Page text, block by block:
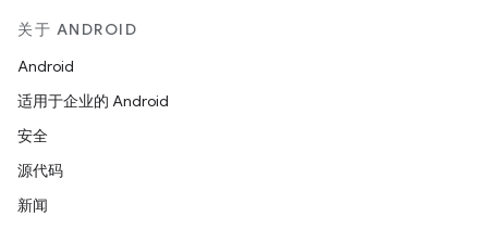
关于 ANDROID
Android
适用于企业的 Android
安全
源代码
新闻